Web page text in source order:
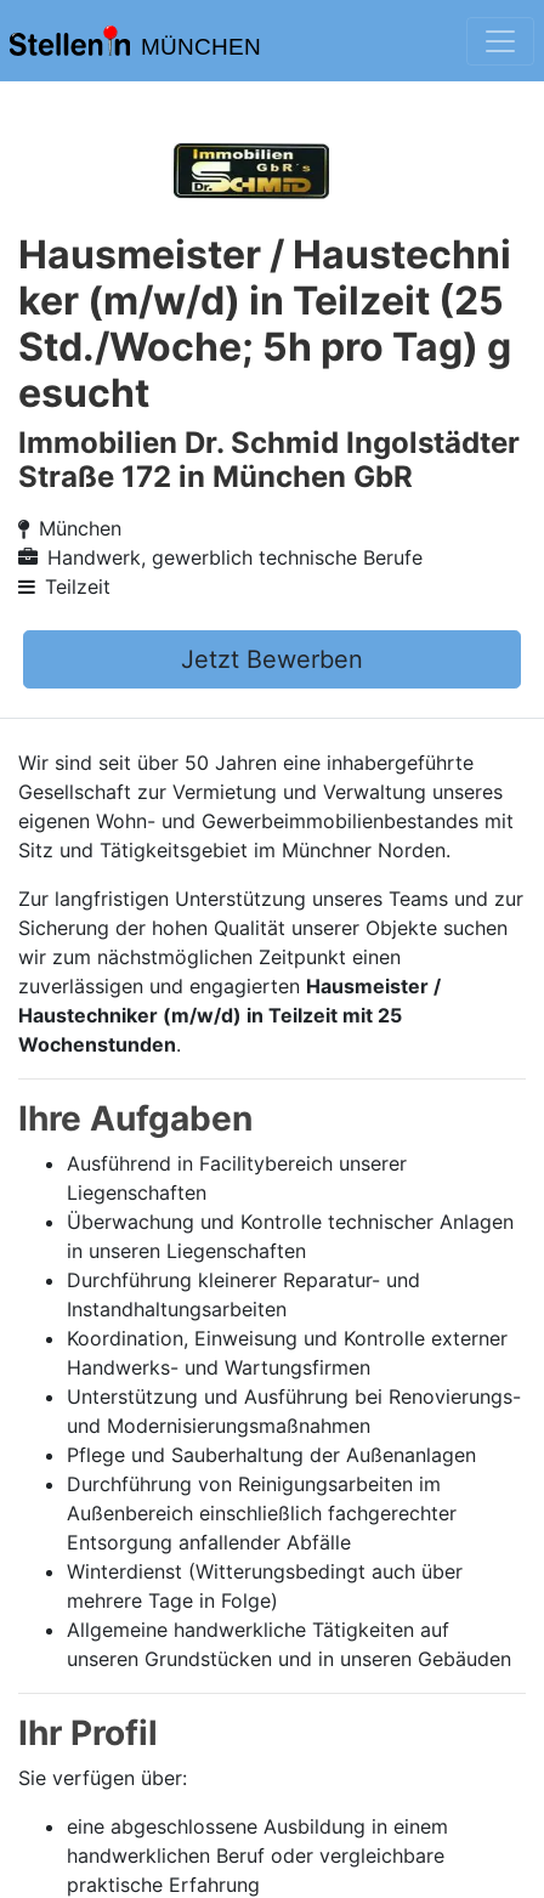
MÜNCHEN
Hausmeister / Haustechni
ker (m/w/d) in Teilzeit (25
Std./Woche; 5h pro Tag) g
esucht
Immobilien Dr. Schmid Ingolstädter
Straße 172 in München GbR
München
Handwerk, gewerblich technische Berufe
Teilzeit
Jetzt Bewerben
Wir sind seit über 50 Jahren eine inhabergeführte
Gesellschaft zur Vermietung und Verwaltung unseres
eigenen Wohn- und Gewerbeimmobilienbestandes mit
Sitz und Tätigkeitsgebiet im Münchner Norden.
Zur langfristigen Unterstützung unseres Teams und zur
Sicherung der hohen Qualität unserer Objekte suchen
wir zum nächstmöglichen Zeitpunkt einen
zuverlässigen und engagierten Hausmeister /
Haustechniker (m/w/d) in Teilzeit mit 25
Wochenstunden.
Ihre Aufgaben
Ausführend in Facilitybereich unserer
Liegenschaften
Überwachung und Kontrolle technischer Anlagen
in unseren Liegenschaften
Durchführung kleinerer Reparatur- und
Instandhaltungsarbeiten
Koordination, Einweisung und Kontrolle externer
Handwerks- und Wartungsfirmen
Unterstützung und Ausführung bei Renovierungs-
und Modernisierungsmaßnahmen
Pflege und Sauberhaltung der Außenanlagen
Durchführung von Reinigungsarbeiten im
Außenbereich einschließlich fachgerechter
Entsorgung anfallender Abfälle
Winterdienst (Witterungsbedingt auch über
mehrere Tage in Folge)
Allgemeine handwerkliche Tätigkeiten auf
unseren Grundstücken und in unseren Gebäuden
Ihr Profil
Sie verfügen über:
eine abgeschlossene Ausbildung in einem
handwerklichen Beruf oder vergleichbare
praktische Erfahrung